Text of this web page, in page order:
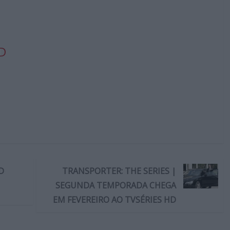
TRANSPORTER: THE SERIES |
SEGUNDA TEMPORADA CHEGA
EM FEVEREIRO AO TVSÉRIES HD